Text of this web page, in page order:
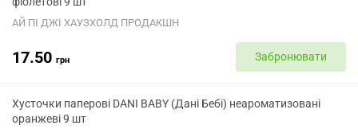
АЙ ПІ ДЖІ ХАУЗХОЛД ПРОДАКШН
17.50 грн Забронювати
Хусточки паперові DANI BABY (Дані Бебі) неароматизовані
оранжеві 9 шт